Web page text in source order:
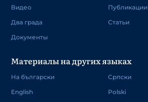
Видео
Два града
Документы
Публикации
Статьи
Материалы на других языках
На български
English
Српски
Polski